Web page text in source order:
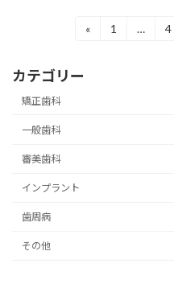
の
ペ
ー
ジ
送
り
«
固
1 …
固
4
カテゴリー
矯正歯科
一般歯科
審美歯科
インプラント
歯周病
その他